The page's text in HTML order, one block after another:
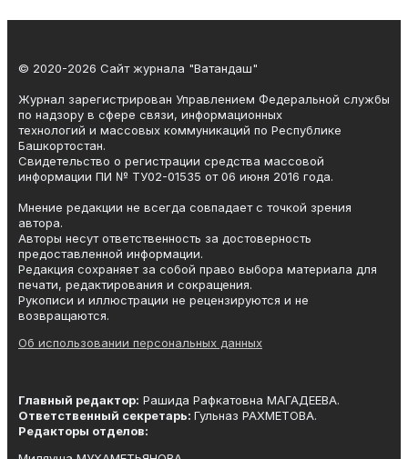
© 2020-2026 Сайт журнала "Ватандаш"
Журнал зарегистрирован Управлением Федеральной службы
по надзору в сфере связи, информационных
технологий и массовых коммуникаций по Республике
Башкортостан.
Свидетельство о регистрации средства массовой
информации ПИ № ТУ02-01535 от 06 июня 2016 года.
Мнение редакции не всегда совпадает с точкой зрения
автора.
Авторы несут ответственность за достоверность
предоставленной информации.
Редакция сохраняет за собой право выбора материала для
печати, редактирования и сокращения.
Рукописи и иллюстрации не рецензируются и не
возвращаются.
Об использовании персональных данных
Главный редактор: Рашида Рафкатовна МАГАДЕЕВА.
Ответственный секретарь: Гульназ РАХМЕТОВА.
Редакторы отделов: